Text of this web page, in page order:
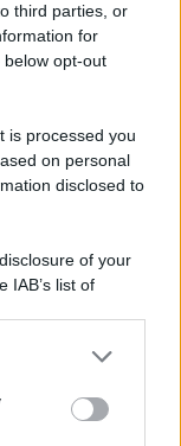
third parties, or
for
opt-out
is processed you
on personal
disclosed to
of your
IAB’s list of
to third parties
- Testata
N. 8/2020 - RG N.
ALL’ANSO
ONLINE)